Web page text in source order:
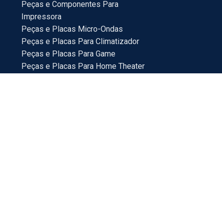
Peças e Componentes Para
Impressora
Peças e Placas Micro-Ondas
Peças e Placas Para Climatizador
Peças e Placas Para Game
Peças e Placas Para Home Theater